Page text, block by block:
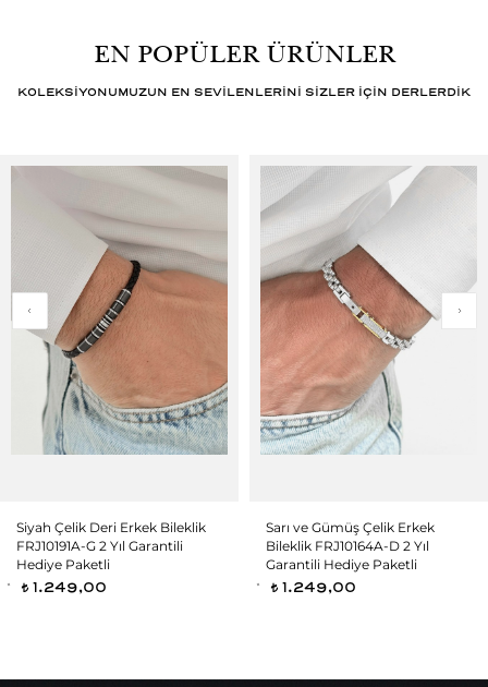
EN POPÜLER ÜRÜNLER
KOLEKSİYONUMUZUN EN SEVİLENLERİNİ SİZLER İÇİN DERLERDİK
Siyah Çelik Deri Erkek Bileklik
FRJ10191A-G 2 Yıl Garantili
Hediye Paketli
t 1.249,00
Sarı ve Gümüş Çelik Erkek
Bileklik FRJ10164A-D 2 Yıl
Garantili Hediye Paketli
t 1.249,00